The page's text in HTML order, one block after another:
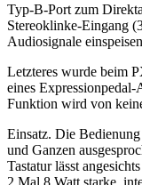
Typ-B-Port zum
Stereoklinke-Eingang
Audiosignale
Letzteres wurde beim
eines
Funktion wird von
Einsatz. Die
und Ganzen
Tastatur lässt
2 Mal 8 Watt starke,